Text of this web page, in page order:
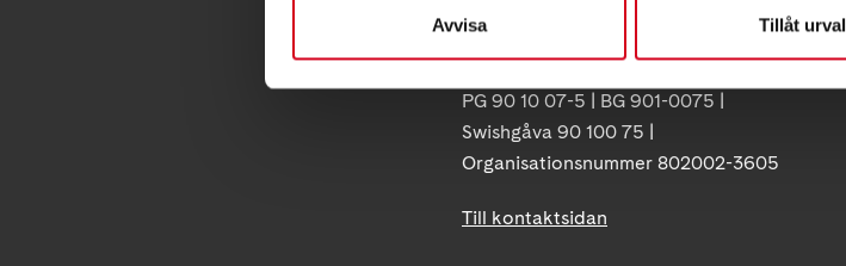
Avvisa Tillåt urval
PG 90 10 07-5 | BG 901-0075 |
Swishgåva 90 100 75 |
Organisationsnummer 802002-3605
Till kontaktsidan